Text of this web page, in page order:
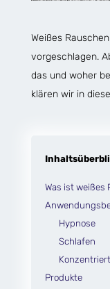
Weißes
vorgeschlagen.
das und woher
klären wir in
Was ist weißes
Hypnose
Schlafen
Produkte